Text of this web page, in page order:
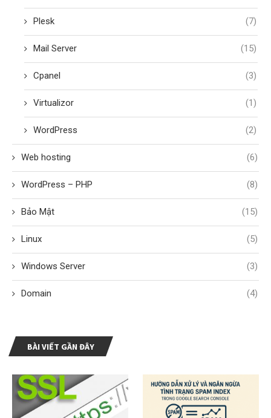
Plesk (7)
Mail Server (15)
Cpanel (3)
Virtualizor (1)
WordPress (2)
Web hosting (6)
WordPress – PHP (8)
Bảo Mật (15)
Linux (5)
Windows Server (3)
Domain (4)
BÀI VIẾT GẦN ĐÂY